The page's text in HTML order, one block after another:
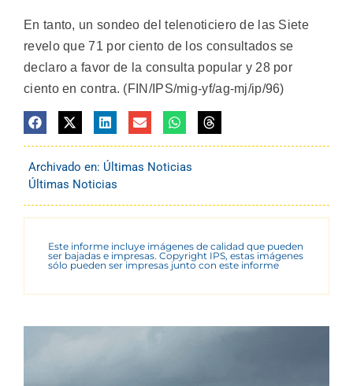
En tanto, un sondeo del telenoticiero de las Siete
revelo que 71 por ciento de los consultados se
declaro a favor de la consulta popular y 28 por
ciento en contra. (FIN/IPS/mig-yf/ag-mj/ip/96)
Archivado en: Últimas Noticias
Últimas Noticias
Este informe incluye imágenes de calidad que pueden
ser bajadas e impresas. Copyright IPS, estas imágenes
sólo pueden ser impresas junto con este informe